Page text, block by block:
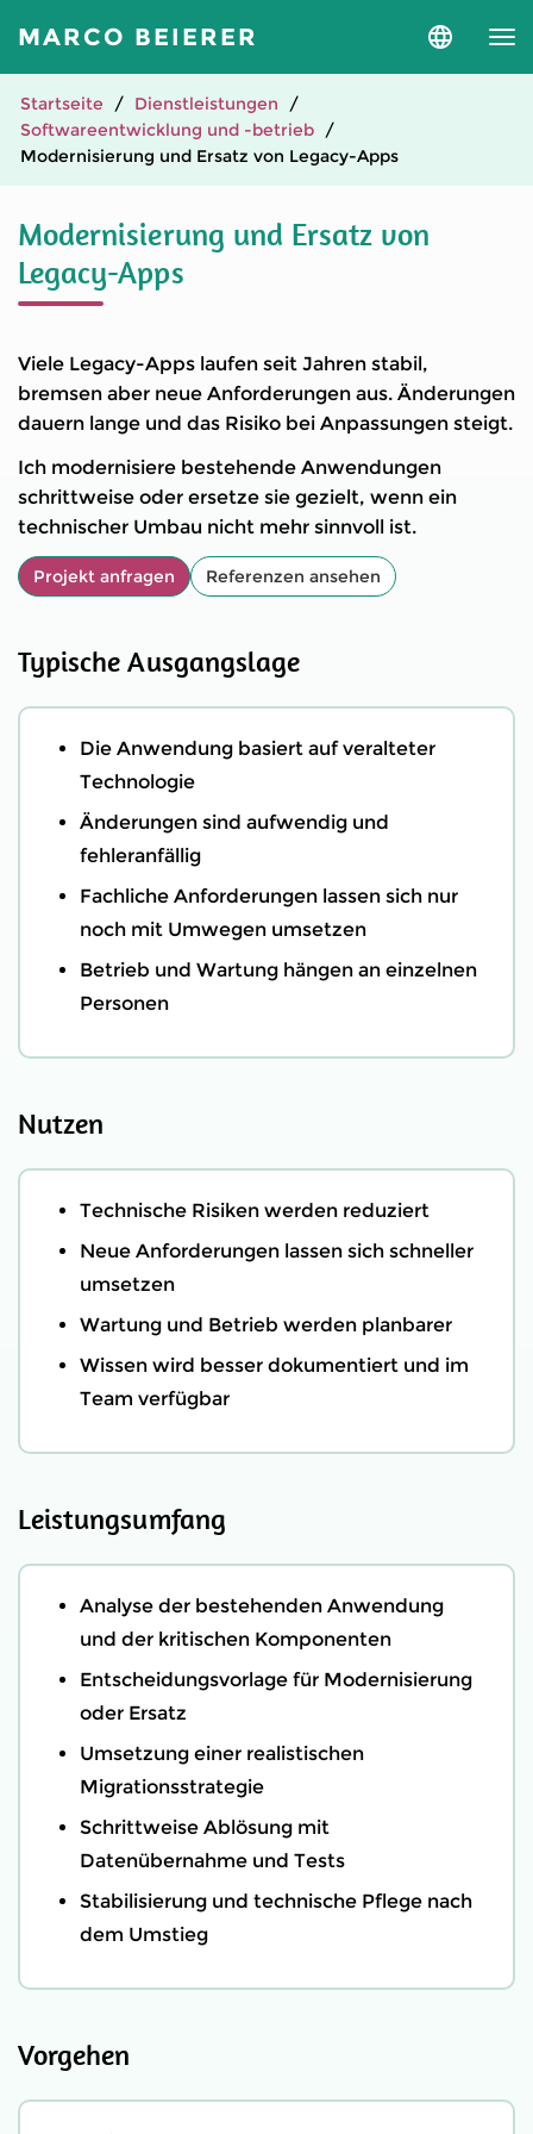
MARCO BEIERER
Sprache
Startseite
Dienstleistungen
Softwareentwicklung und -betrieb
Modernisierung und Ersatz von Legacy-Apps
Modernisierung und Ersatz von
Legacy-Apps
Viele Legacy-Apps laufen seit Jahren stabil,
bremsen aber neue Anforderungen aus. Änderungen
dauern lange und das Risiko bei Anpassungen steigt.
Ich modernisiere bestehende Anwendungen
schrittweise oder ersetze sie gezielt, wenn ein
technischer Umbau nicht mehr sinnvoll ist.
Projekt anfragen Referenzen ansehen
Typische Ausgangslage
Die Anwendung basiert auf veralteter
Technologie
Änderungen sind aufwendig und
fehleranfällig
Fachliche Anforderungen lassen sich nur
noch mit Umwegen umsetzen
Betrieb und Wartung hängen an einzelnen
Personen
Nutzen
Technische Risiken werden reduziert
Neue Anforderungen lassen sich schneller
umsetzen
Wartung und Betrieb werden planbarer
Wissen wird besser dokumentiert und im
Team verfügbar
Leistungsumfang
Analyse der bestehenden Anwendung
und der kritischen Komponenten
Entscheidungsvorlage für Modernisierung
oder Ersatz
Umsetzung einer realistischen
Migrationsstrategie
Schrittweise Ablösung mit
Datenübernahme und Tests
Stabilisierung und technische Pflege nach
dem Umstieg
Vorgehen